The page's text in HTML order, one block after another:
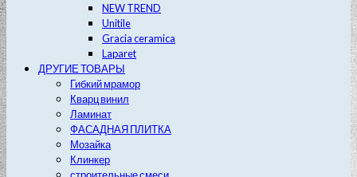
NEW TREND
Unitile
Gracia ceramica
Laparet
ДРУГИЕ ТОВАРЫ
Гибкий мрамор
Кварц винил
Ламинат
ФАСАДНАЯ ПЛИТКА
Мозайка
Клинкер